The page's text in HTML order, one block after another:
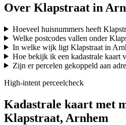
Over Klapstraat in
Hoeveel huisnummers heeft
Welke postcodes vallen onder
In welke wijk ligt Klapstraat in
Hoe bekijk ik een kadastrale kaart
Zijn er percelen gekoppeld aan
High-intent perceelcheck
Kadastrale kaart met
Klapstraat, Arnhem